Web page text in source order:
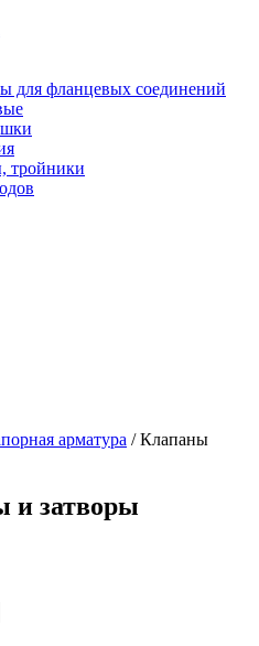
для фланцевых соединений
тройники
арматура / Клапаны
и затворы